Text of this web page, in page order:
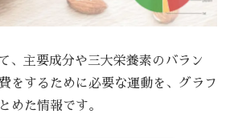
、主要成分や三大栄養素のバラン
をするために必要な運動を、グラフ
めた情報です。